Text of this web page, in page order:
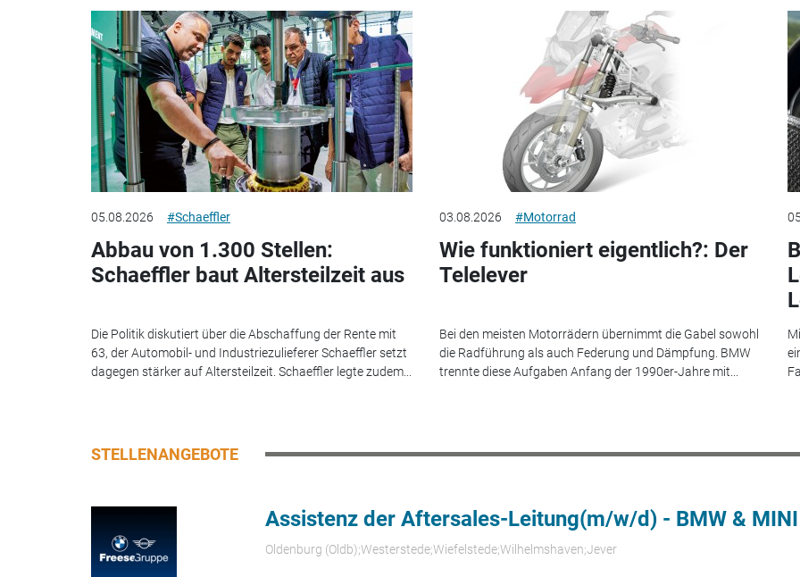
05.08.2026 #Schaeffler
Abbau von 1.300 Stellen:
Schaeffler baut Altersteilzeit aus
Die Politik diskutiert über die Abschaffung der Rente mit
63, der Automobil- und Industriezulieferer Schaeffler setzt
dagegen stärker auf Altersteilzeit. Schaeffler legte zudem...
03.08.2026 #Motorrad
Wie funktioniert eigentlich?: Der
Telelever
Bei den meisten Motorrädern übernimmt die Gabel sowohl
die Radführung als auch Federung und Dämpfung. BMW
trennte diese Aufgaben Anfang der 1990er-Jahre mit...
STELLENANGEBOTE
Assistenz der Aftersales-Leitung(m/w/d) - BMW & MINI
Oldenburg (Oldb);Westerstede;Wiefelstede;Wilhelmshaven;Jever